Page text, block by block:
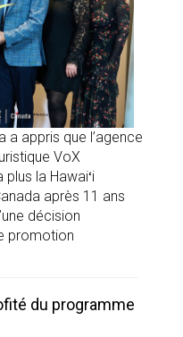
a appris que l’agence
VoX
la Hawaiʻi
après 11 ans
décision
promotion
du programme